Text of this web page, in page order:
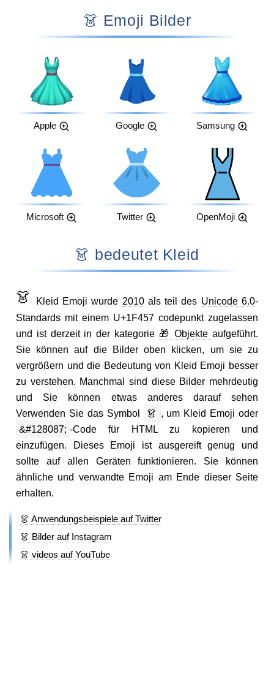
👗 Emoji Bilder
Apple Google Samsung
Microsoft Twitter OpenMoji
👗 bedeutet Kleid
👗 Kleid Emoji wurde 2010als teil des Unicode 6.0-
Standards mit einem U+1F457 codepunkt zugelassen
und ist derzeit in der kategorie 🎁 Objekteaufgeführt.
Sie können auf die Bilder oben klicken, um sie zu
vergrößern und die Bedeutung von Kleid Emoji besser
zu verstehen. Manchmal sind diese Bilder mehrdeutig
und Sie können etwas anderes darauf sehen
Verwenden Sie das Symbol
👗 , um Kleid Emoji oder
&#128087; -Code für HTML zu kopieren und
einzufügen. Dieses Emoji ist ausgereift genug und
sollte auf allen Geräten funktionieren. Sie können
ähnliche und verwandte Emoji am Ende dieser Seite
erhalten.
👗 Anwendungsbeispiele auf Twitter
👗 Bilder auf Instagram
👗 videos auf YouTube